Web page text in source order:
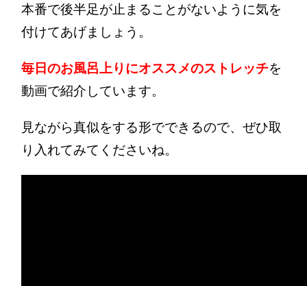
本番で後半足が止まることがないように気を
付けてあげましょう。
毎日のお風呂上りにオススメのストレッチを
動画で紹介しています。
見ながら真似をする形でできるので、ぜひ取
り入れてみてくださいね。